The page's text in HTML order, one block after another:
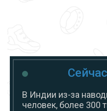
В Индии из-за
человек, более 300